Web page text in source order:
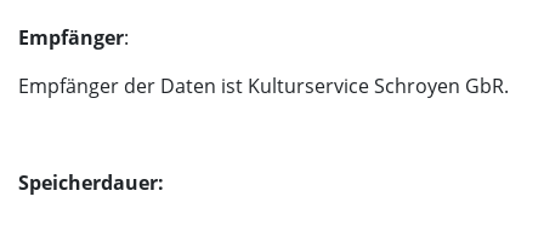
Empfänger:
Empfänger der Daten ist Kulturservice Schroyen GbR.
Speicherdauer: